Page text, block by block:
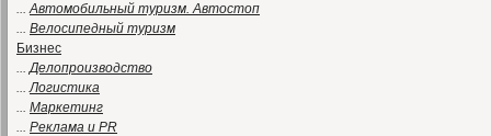
...Автомобильный туризм. Автостоп
... Велосипедный туризм
Бизнес
...Делопроизводство
...Логистика
... Маркетинг
... Реклама и PR